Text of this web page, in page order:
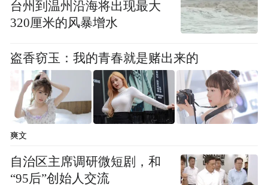
不光脱下标志性皮衣，一身黑夹克+黑裤子跟
大爷大妈撞衫，还边逛边吃糖葫芦...
台州到温州沿海将出现最大
320厘米的风暴增水
盗香窃玉：我的青春就是赌出来的
爽文
自治区主席调研微短剧，和
“95后”创始人交流